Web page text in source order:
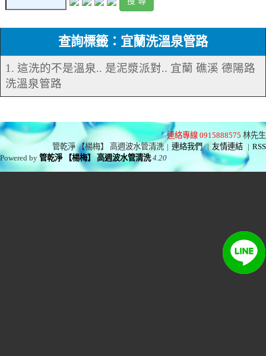
查詢標籤：宜蘭洗溫泉管路
1. 這洗的不是溫泉.. 是泥漿派對.. 宜蘭 礁溪 德陽路
洗溫泉管路
連絡專線 0915888575 林先生
管乾淨 【楊梅】 高週波水管清洗 | 連絡我們 | 友情連結 | RSS
Powered by管乾淨 【楊梅】 高週波水管清洗 4.20